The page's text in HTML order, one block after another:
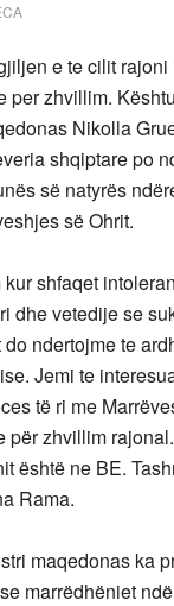
e te cilit
per zhvillim.
Nikolla
shqiptare po
së natyrës
së Ohrit.
shfaqet
dhe vetedije se
ndertojme te
Jemi te
të ri me
për zhvillim
është ne BE.
Rama.
maqedonas ka
marrëdhëniet